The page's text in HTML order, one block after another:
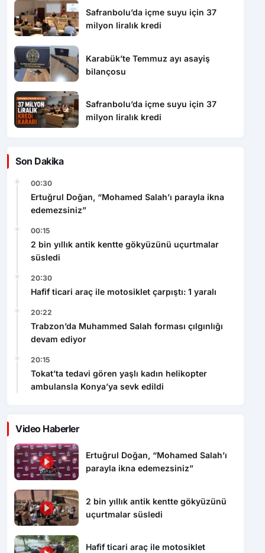
Safranbolu’da içme suyu için 37
milyon liralık kredi
Karabük’te Temmuz ayı asayiş
bilançosu
Safranbolu’da içme suyu için 37
milyon liralık kredi
Son Dakika
00:30
Ertuğrul Doğan, “Mohamed Salah’ı parayla ikna
edemezsiniz”
00:15
2 bin yıllık antik kentte gökyüzünü uçurtmalar
süsledi
20:30
Hafif ticari araç ile motosiklet çarpıştı: 1 yaralı
20:22
Trabzon’da Muhammed Salah forması çılgınlığı
devam ediyor
20:15
Tokat’ta tedavi gören yaşlı kadın helikopter
ambulansla Konya’ya sevk edildi
Video Haberler
Ertuğrul Doğan, “Mohamed Salah’ı
parayla ikna edemezsiniz”
2 bin yıllık antik kentte gökyüzünü
uçurtmalar süsledi
Hafif ticari araç ile motosiklet